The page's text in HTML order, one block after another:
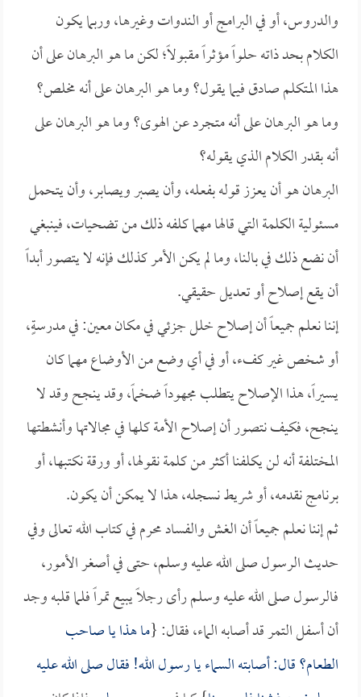
والدروس، أو في البرامج أو الندوات وغيرها، وربما يكون
الكلام بحد ذاته حلواً مؤثراً مقبولاً؛ لكن ما هو البرهان على أن
هذا المتكلم صادق فيما يقول؟ وما هو البرهان على أنه مخلص؟
وما هو البرهان على أنه متجرد عن الهوى؟ وما هو البرهان على
أنه بقدر الكلام الذي يقوله؟
البرهان هو أن يعزز قوله بفعله، وأن يصبر ويصابر، وأن يتحمل
مسئولية الكلمة التي قالها مهما كلفه ذلك من تضحيات، فينبغي
أن نضع ذلك في بالنا، وما لم يكن الأمر كذلك فإنه لا يتصور أبداً
أن يقع إصلاح أو تعديل حقيقي.
إننا نعلم جميعاً أن إصلاح خلل جزئي في مكان معين: في مدرسةٍ،
أو شخص غير كفء، أو في أي وضع من الأوضاع مهما كان
يسيراً، هذا الإصلاح يتطلب مجهوداً ضخماً، وقد ينجح وقد لا
ينجح، فكيف نتصور أن إصلاح الأمة كلها في مجالاتها وأنشطتها
المختلفة أنه لن يكلفنا أكثر من كلمة نقولها، أو ورقة نكتبها، أو
برنامج نقدمه، أو شريط نسجله، هذا لا يمكن أن يكون.
ثم إننا نعلم جميعاً أن الغش والفساد محرم في كتاب الله تعالى وفي
حديث الرسول صلى الله عليه وسلم، حتى في أصغر الأمور،
فالرسول صلى الله عليه وسلم رأى رجلاً يبيع تمراً فلما قلبه وجد
أن أسفل التمر قد أصابه الماء، فقال: {ما هذا يا صاحب
الطعام؟ قال: أصابته السماء يا رسول الله! فقال صلى الله عليه